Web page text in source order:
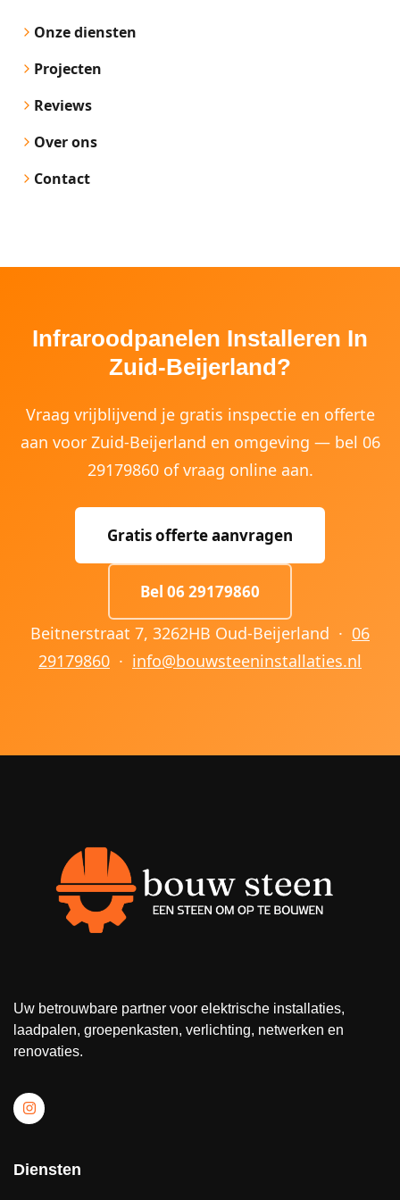
Onze diensten
Projecten
Reviews
Over ons
Contact
Infraroodpanelen Installeren In
Zuid-Beijerland?
Vraag vrijblijvend je gratis inspectie en offerte
aan voor Zuid-Beijerland en omgeving — bel 06
29179860 of vraag online aan.
Gratis offerte aanvragen
Bel 06 29179860
Beitnerstraat 7, 3262HB Oud-Beijerland · 06
29179860 · info@bouwsteeninstallaties.nl
Uw betrouwbare partner voor elektrische installaties,
laadpalen, groepenkasten, verlichting, netwerken en
renovaties.
Diensten